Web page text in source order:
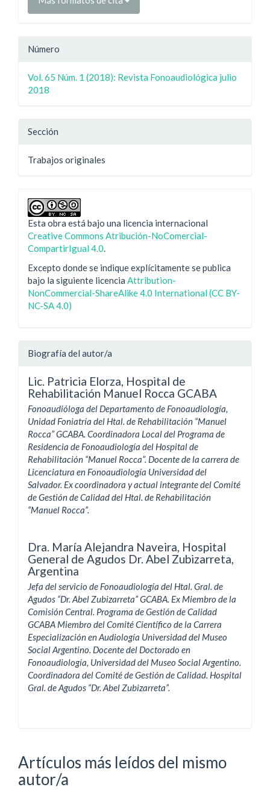
Número
Vol. 65 Núm. 1 (2018): Revista Fonoaudiológica julio
2018
Sección
Trabajos originales
Esta obra está bajo una licencia internacional
Creative Commons Atribución-NoComercial-
CompartirIgual 4.0.
Excepto donde se indique explícitamente se publica
bajo la siguiente licencia Attribution-
NonCommercial-ShareAlike 4.0 International (CC BY-
NC-SA 4.0)
Biografía del autor/a
Lic. Patricia Elorza, Hospital de
Rehabilitación Manuel Rocca GCABA
Fonoaudióloga del Departamento de Fonoaudiología,
Unidad Foniatría del Htal. de Rehabilitación “Manuel
Rocca” GCABA. Coordinadora Local del Programa de
Residencia de Fonoaudiología del Hospital de
Rehabilitación “Manuel Rocca”. Docente de la carrera de
Licenciatura en Fonoaudiología Universidad del
Salvador. Ex coordinadora y actual integrante del Comité
de Gestión de Calidad del Htal. de Rehabilitación
“Manuel Rocca”.
Dra. María Alejandra Naveira, Hospital
General de Agudos Dr. Abel Zubizarreta,
Argentina
Jefa del servicio de Fonoaudiología del Htal. Gral. de
Agudos “Dr. Abel Zubizarreta” GCABA. Ex Miembro de la
Comisión Central. Programa de Gestión de Calidad
GCABA Miembro del Comité Científico de la Carrera
Especialización en Audiología Universidad del Museo
Social Argentino. Docente del Doctorado en
Fonoaudiología, Universidad del Museo Social Argentino.
Coordinadora del Comité de Gestión de Calidad. Hospital
Gral. de Agudos “Dr. Abel Zubizarreta”.
Artículos más leídos del mismo
autor/a